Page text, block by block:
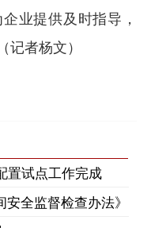
业提供及时指导，
记者杨文）
置试点工作完成
全监督检查办法》